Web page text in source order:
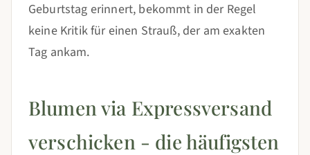
Geburtstag erinnert, bekommt in der Regel
keine Kritik für einen Strauß, der am exakten
Tag ankam.
Blumen via Expressversand
verschicken - die häufigsten